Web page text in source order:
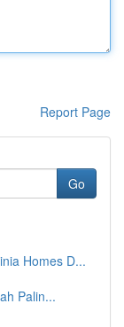
Report Page
Go
Homes D...
Palin...